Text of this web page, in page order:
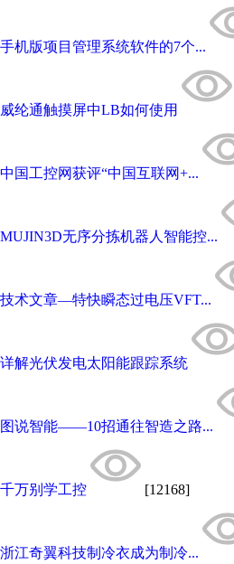
手机版项目管理系统软件的7个...
威纶通触摸屏中LB如何使用
中国工控网获评“中国互联网+...
MUJIN3D无序分拣机器人智能控...
技术文章—特快瞬态过电压VFT...
详解光伏发电太阳能跟踪系统
图说智能——10招通往智造之路...
千万别学工控 [12168]
浙江奇翼科技制冷衣成为制冷...